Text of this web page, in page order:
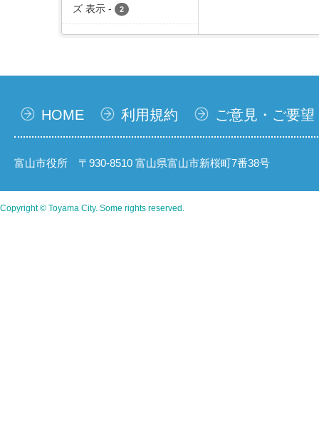
ズ 表示 - 2
HOME 利用規約 ご意見・ご要望
富山市役所 〒930-8510 富山県富山市新桜町7番38号
Copyright © Toyama City. Some rights reserved.